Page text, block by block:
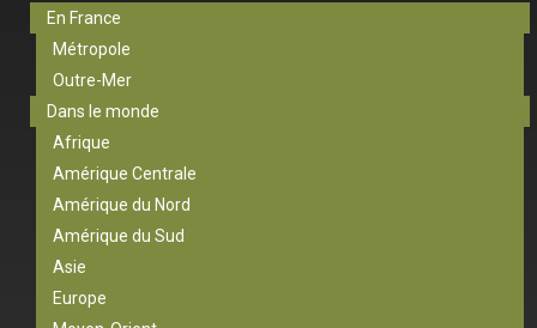
En France
Métropole
Outre-Mer
Dans le monde
Afrique
Amérique Centrale
Amérique du Nord
Amérique du Sud
Asie
Europe